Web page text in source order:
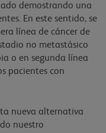
demostrando una
En este sentido, se
línea de cáncer de
no metastásico
o en segunda línea
pacientes con
nueva alternativa
nuestro